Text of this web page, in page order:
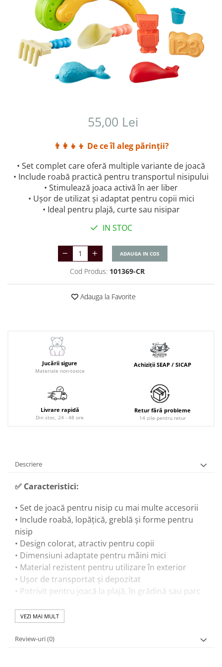
55,00 Lei
👨‍👩‍👧‍👦 De ce îl aleg părinții?
• Set complet care oferă multiple variante de joacă
• Include roabă practică pentru transportul nisipului
• Stimulează joaca activă în aer liber
• Ușor de utilizat și adaptat pentru copii mici
• Ideal pentru plajă, curte sau nisipar
IN STOC
ADAUGA IN COS
Cod Produs: 101369-CR
Adauga la Favorite
Jucării sigure
Materiale non-toxice
Achiziții SEAP / SICAP
Livrare rapidă
Din stoc, 24 - 48 ore
Retur fără probleme
14 zile pentru retur
Descriere
✅ Caracteristici:
• Set de joacă pentru nisip cu mai multe accesorii
• Include roabă, lopățică, greblă și forme pentru
nisip
• Design colorat, atractiv pentru copii
• Dimensiuni adaptate pentru mâini mici
• Material rezistent pentru utilizare în exterior
• Ușor de transportat și depozitat
• Potrivit pentru joacă la plajă, în grădină sau parc
🎓 Beneficii educaționale:
• Dezvoltă motricitatea fină prin manipularea
VEZI MAI MULT
Review-uri(0)